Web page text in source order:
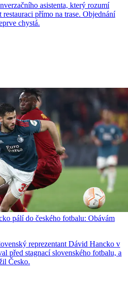
asistenta, který rozumí
přímo na trase. Objednání
chystá.
pálí do českého fotbalu: Obávám
reprezentant Dávid Hancko v
před stagnací slovenského fotbalu, a
Česko.